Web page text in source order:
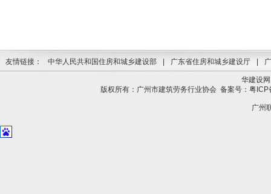
友情链接： 中华人民共和国住房和城乡建设部 广东省住房和城乡建设厅
华建设网
版权所有：广州市建筑劳务行业协会备案号：粤
广州